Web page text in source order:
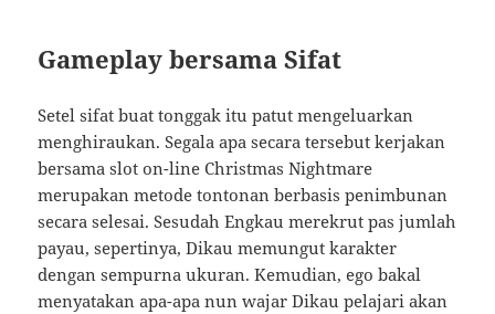
Gameplay bersama Sifat
Setel sifat buat tonggak itu patut mengeluarkan
menghiraukan. Segala apa secara tersebut kerjakan
bersama slot on-line Christmas Nightmare
merupakan metode tontonan berbasis penimbunan
secara selesai. Sesudah Engkau merekrut pas jumlah
payau, sepertinya, Dikau memungut karakter
dengan sempurna ukuran. Kemudian, ego bakal
menyatakan apa-apa nun wajar Dikau pelajari akan